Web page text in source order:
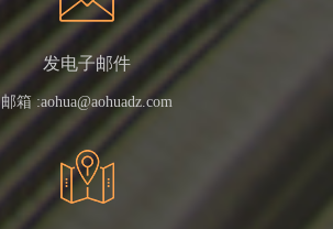
发电子邮件
邮箱 :aohua@aohuadz.com